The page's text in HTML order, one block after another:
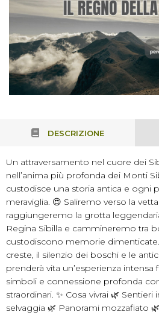
DESCRIZIONE
Un attraversamento nel cuore dei
nell’anima più profonda dei Monti
custodisce una storia antica e ogni
meraviglia. 😍 Saliremo verso la
raggiungeremo la grotta
Regina Sibilla e cammineremo tra
custodiscono memorie dimenticate.
creste, il silenzio dei boschi e le
prenderà vita un’esperienza intensa
simboli e connessione profonda
straordinari. ✨ Cosa vivrai 🌿
selvaggia 🌿 Panorami mozzafiato